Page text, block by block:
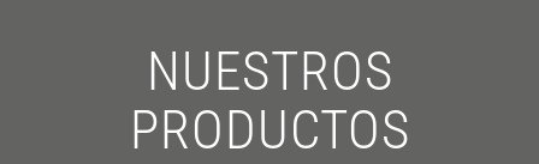
NUESTROS
PRODUCTOS